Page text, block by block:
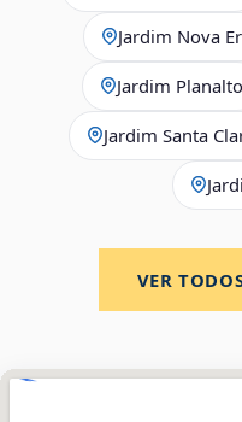
Jardim Nova
Jardim Planalto
Jardim Santa
VER